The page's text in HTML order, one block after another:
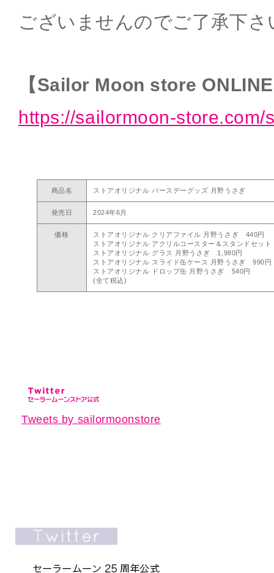
ございませんのでご了承下さ
【Sailor Moon store
https://sailormoon-store.com/
商品名 ストアオリジナル バースデーグッズ 月野うさぎ
発売日 2024年6月
価格
ストアオリジナル クリアファイル 月野うさぎ 440円
ストアオリジナル アクリルコースター＆スタンドセッ
ストアオリジナル グラス 月野うさぎ 1,980円
ストアオリジナル スライド缶ケース 月野うさぎ 990円
ストアオリジナル ドロップ缶 月野うさぎ 540円
(全て税込)
Tweets by sailormoonstore